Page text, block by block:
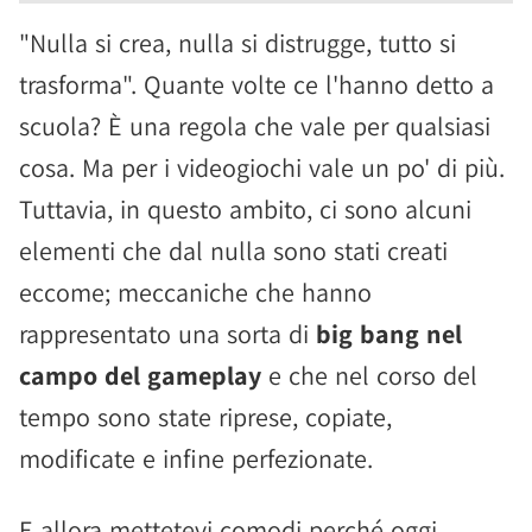
"Nulla si crea, nulla si distrugge, tutto si
trasforma". Quante volte ce l'hanno detto a
scuola? È una regola che vale per qualsiasi
cosa. Ma per i videogiochi vale un po' di più.
Tuttavia, in questo ambito, ci sono alcuni
elementi che dal nulla sono stati creati
eccome; meccaniche che hanno
rappresentato una sorta di big bang nel
campo del gameplay e che nel corso del
tempo sono state riprese, copiate,
modificate e infine perfezionate.